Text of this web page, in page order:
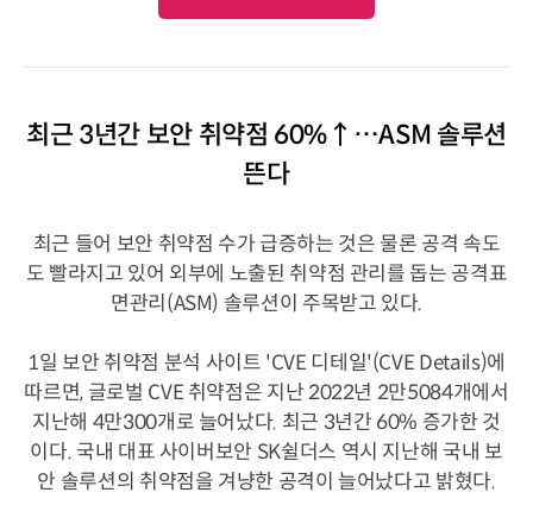
최근 3년간 보안 취약점 60%↑…ASM 솔루션
뜬다
최근 들어 보안 취약점 수가 급증하는 것은 물론 공격 속도
도 빨라지고 있어 외부에 노출된 취약점 관리를 돕는 공격표
면관리(ASM) 솔루션이 주목받고 있다.
1일 보안 취약점 분석 사이트 'CVE 디테일'(CVE Details)에
따르면, 글로벌 CVE 취약점은 지난 2022년 2만5084개에서
지난해 4만300개로 늘어났다. 최근 3년간 60% 증가한 것
이다. 국내 대표 사이버보안 SK쉴더스 역시 지난해 국내 보
안 솔루션의 취약점을 겨냥한 공격이 늘어났다고 밝혔다.